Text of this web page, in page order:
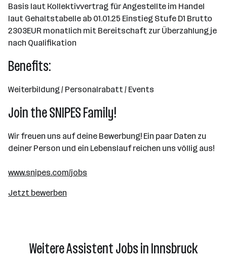
Basis laut Kollektivvertrag für Angestellte im Handel
laut Gehaltstabelle ab 01.01.25 Einstieg Stufe D1 Brutto
2303EUR monatlich mit Bereitschaft zur Überzahlung je
nach Qualifikation
Benefits:
Weiterbildung / Personalrabatt / Events
Join the SNIPES Family!
Wir freuen uns auf deine Bewerbung! Ein paar Daten zu
deiner Person und ein Lebenslauf reichen uns völlig aus!
www.snipes.com/jobs
Jetzt bewerben
Weitere Assistent Jobs in Innsbruck